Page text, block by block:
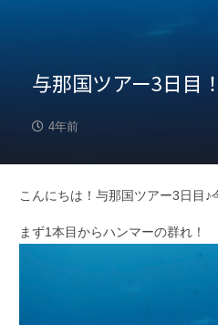
与那国ツアー3日目！
4年前
こんにちは！与那国ツアー3日目♪
まず1本目からハンマーの群れ！